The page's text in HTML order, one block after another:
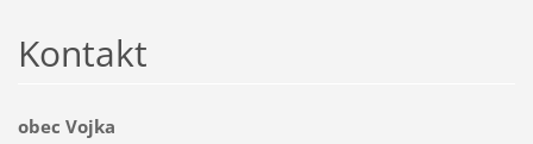
Kontakt
obec Vojka